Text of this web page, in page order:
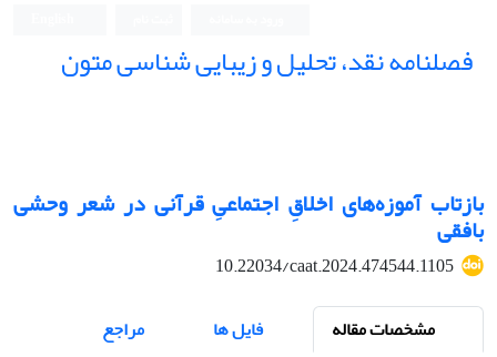
فصلنامه نقد، تحلیل و زیبایی شناسی متون
بازتاب آموزه‌های اخلاقِ اجتماعیِ قرآنی در شعر وحشی
بافقی
10.22034/caat.2024.474544.1105
مشخصات مقاله
فایل ها
مراجع